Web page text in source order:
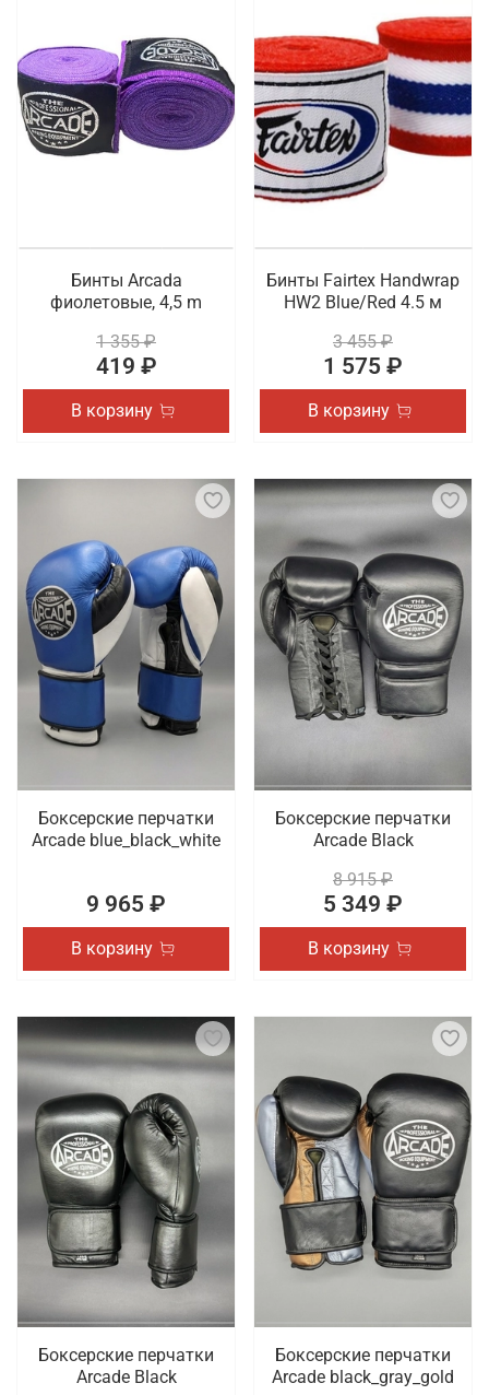
Бинты Arcada
фиолетовые, 4,5 m
1 355 ₽
419 ₽
В корзину
Бинты Fairtex Handwrap
HW2 Blue/Red 4.5 м
3 455 ₽
1 575 ₽
В корзину
Боксерские перчатки
Arcade blue_black_white
9 965 ₽
В корзину
Боксерские перчатки
Arcade Black
8 915 ₽
5 349 ₽
В корзину
Боксерские перчатки
Arcade Black
Боксерские перчатки
Arcade black_gray_gold